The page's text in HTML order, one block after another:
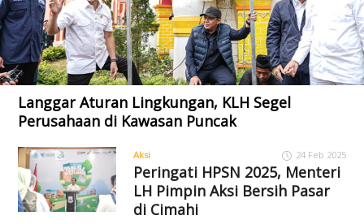
Langgar Aturan Lingkungan, KLH Segel
Perusahaan di Kawasan Puncak
Aksi 24 Feb 2025
Peringati HPSN 2025, Menteri
LH Pimpin Aksi Bersih Pasar
di Cimahi